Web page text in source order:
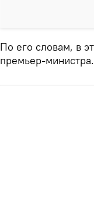
По его словам, в
премьер-министра.